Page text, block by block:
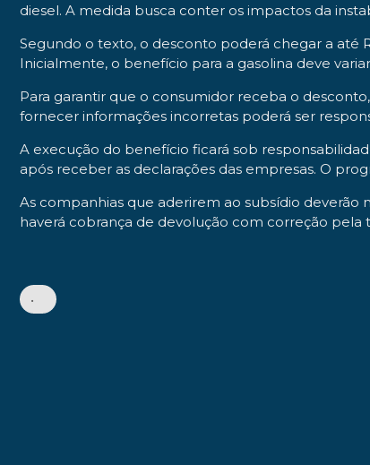
diesel. A medida busca conter os impactos da
Segundo o texto, o desconto poderá chegar a até
Inicialmente, o benefício para a gasolina deve
Para garantir que o consumidor receba o
fornecer informações incorretas poderá ser
A execução do benefício ficará sob
após receber as declarações das empresas. O
As companhias que aderirem ao subsídio deverão
haverá cobrança de devolução com correção pela
•